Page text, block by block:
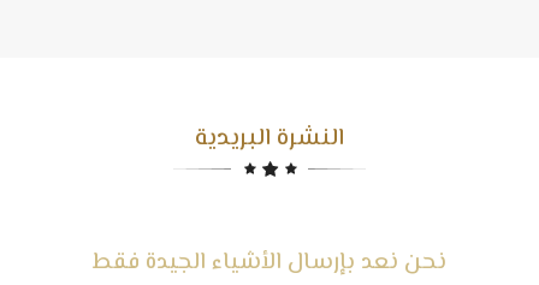
النشرة البريدية
نحن نعد بإرسال الأشياء الجيدة فقط